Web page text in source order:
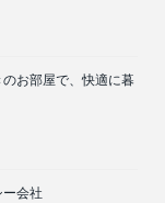
のお部屋で、快適に暮
ー会社